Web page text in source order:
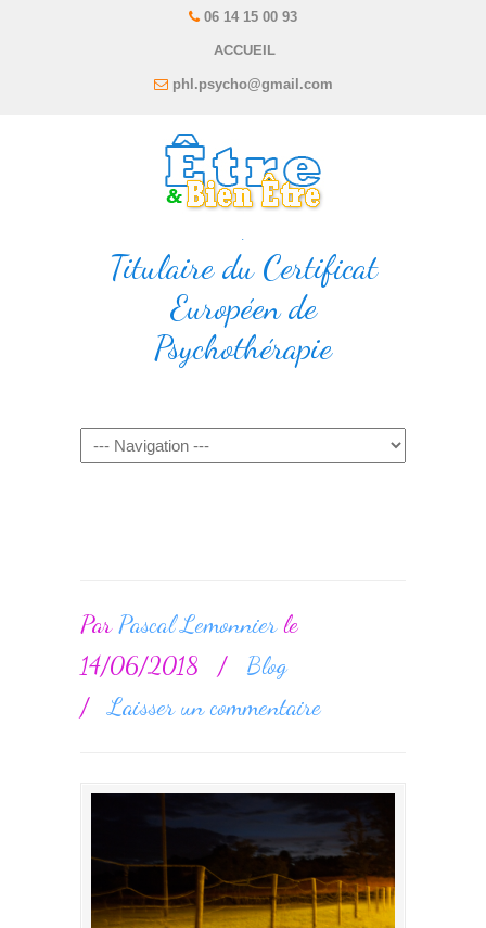
06 14 15 00 93
ACCUEIL
phl.psycho@gmail.com
.
Titulaire du Certificat
Européen de
Psychothérapie
Navigation
Par Pascal Lemonnierle
14/06/2018
/
Blog
/Laisser un commentaire